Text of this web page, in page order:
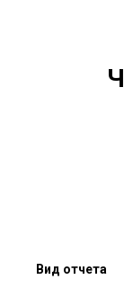
Вид отчета